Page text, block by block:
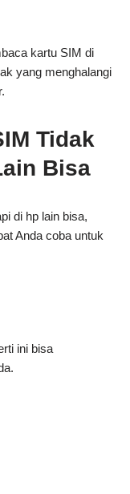
kartu SIM di
yang menghalangi
Tidak
Bisa
di hp lain bisa,
Anda coba untuk
ini bisa